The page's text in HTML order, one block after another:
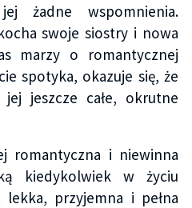
żadne wspomnienia.
swoje siostry i nowa
marzy o romantycznej
spotyka, okazuje się, że
jej jeszcze całe, okrutne
romantyczna i niewinna
kiedykolwiek w życiu
lekka, przyjemna i pełna